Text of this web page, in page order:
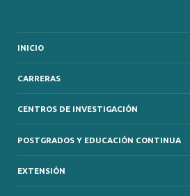
INICIO
CARRERAS
CENTROS DE INVESTIGACIÓN
POSTGRADOS Y EDUCACIÓN CONTINUA
EXTENSIÓN